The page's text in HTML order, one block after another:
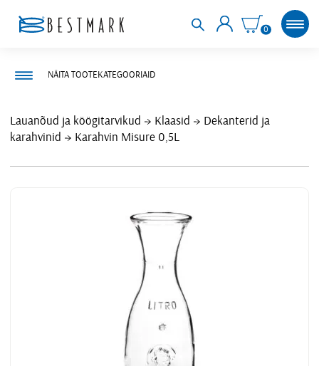
0
Lauanõud ja köögitarvikud Klaasid
Dekanterid ja
karahvinid
Karahvin Misure 0,5L
NÄITA TOOTEKATEGOORIAID